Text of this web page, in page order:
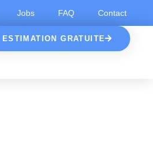
Jobs FAQ Contact
ESTIMATION GRATUITE